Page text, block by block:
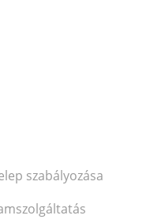
szabályozása